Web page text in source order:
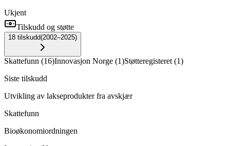
Ukjent
Tilskudd og støtte
18 tilskudd(2002–2025)
Skattefunn (16)Innovasjon Norge (1)Støtteregisteret (1)
Siste tilskudd
Utvikling av lakseprodukter fra avskjær
Skattefunn
Bioøkonomiordningen